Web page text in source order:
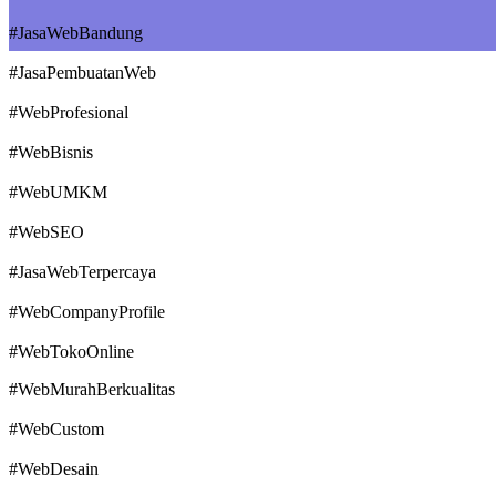
#JasaWebBandung
#JasaPembuatanWeb
#WebProfesional
#WebBisnis
#WebUMKM
#WebSEO
#JasaWebTerpercaya
#WebCompanyProfile
#WebTokoOnline
#WebMurahBerkualitas
#WebCustom
#WebDesain